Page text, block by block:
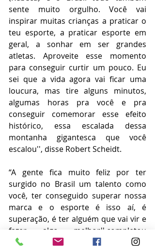
sente muito orgulho. Você vai
inspirar muitas crianças a praticar o
teu esporte, a praticar esporte em
geral, a sonhar em ser grandes
atletas. Aproveite esse momento
para conseguir curtir um pouco. Eu
sei que a vida agora vai ficar uma
loucura, mas tire alguns minutos,
algumas horas pra você e pra
conseguir comemorar esse efeito
histórico, essa escalada dessa
montanha gigantesca que você
escalou'', disse Robert Scheidt.
“A gente fica muito feliz por ter
surgido no Brasil um talento como
você, ter conseguido superar nossa
marca e o esporte é isso aí, é
superação, é ter alguém que vai vir e
fazer algo melhor'',completou
Robert, que também está divulgando